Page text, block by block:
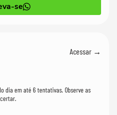
se
Acessar →
dia em até 6 tentativas. Observe as